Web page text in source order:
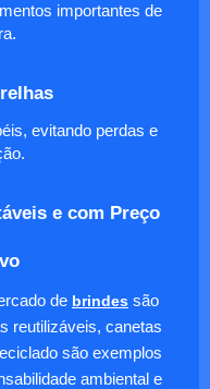
importantes de
evitando perdas e
e com Preço
de brindes são
reutilizáveis, canetas
são exemplos
ambiental e